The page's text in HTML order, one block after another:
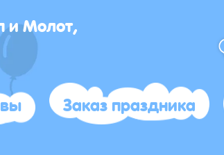
и Молот,
Заказ праздника